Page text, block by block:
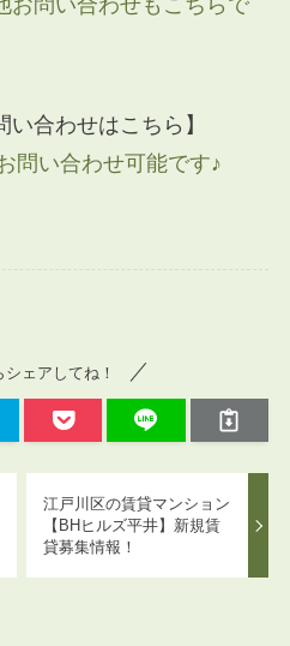
お問い合わせもこちらで
い合わせはこちら】
問い合わせ可能です♪
シェアしてね！
江戸川区の賃貸マンション
【BHヒルズ平井】新規賃
貸募集情報！